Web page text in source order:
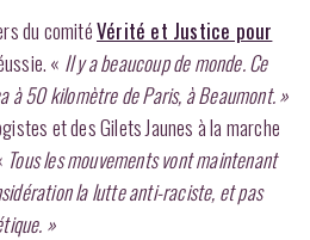
du comitéVérité et Justice pour
« Il y a beaucoup de monde. Ce
à 50 kilomètre de Paris, à Beaumont. »
et des Gilets Jaunes à la marche
Tous les mouvements vont maintenant
la lutte anti-raciste, et pas
»